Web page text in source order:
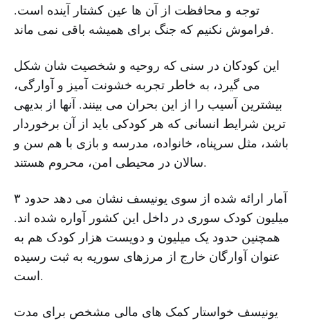
توجه و محافظت از آن ها عین کشتار آینده است.
فراموش نکنیم که جنگ برای همیشه باقی نمی ماند.
این کودکان در سنی که روحیه و شخصیت شان شکل
می گیرد، به خاطر تجربه خشونت آمیز و آوارگی،
بیشترین آسیب را از این بحران می بینند. آنها از بدیهی
ترین شرایط انسانی که هر کودکی باید از آن برخوردار
باشد، مثل سرپناه، خانواده، مدرسه و بازی با هم سن و
سالان در محیطی امن، محروم هستند.
آمار ارائه شده از سوی یونیسف نشان می دهد حدود ۳
میلیون کودک سوری در داخل این کشور آواره شده اند.
همچنین حدود یک میلیون و دویست هزار کودک هم به
عنوان آوارگان خارج از مرزهای سوریه به ثبت رسیده
است.
یونیسف خواستار کمک های مالی مشخص برای مدت